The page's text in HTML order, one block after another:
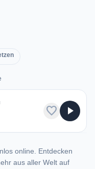
favorite play_arrow
online. Entdecken
aus aller Welt auf